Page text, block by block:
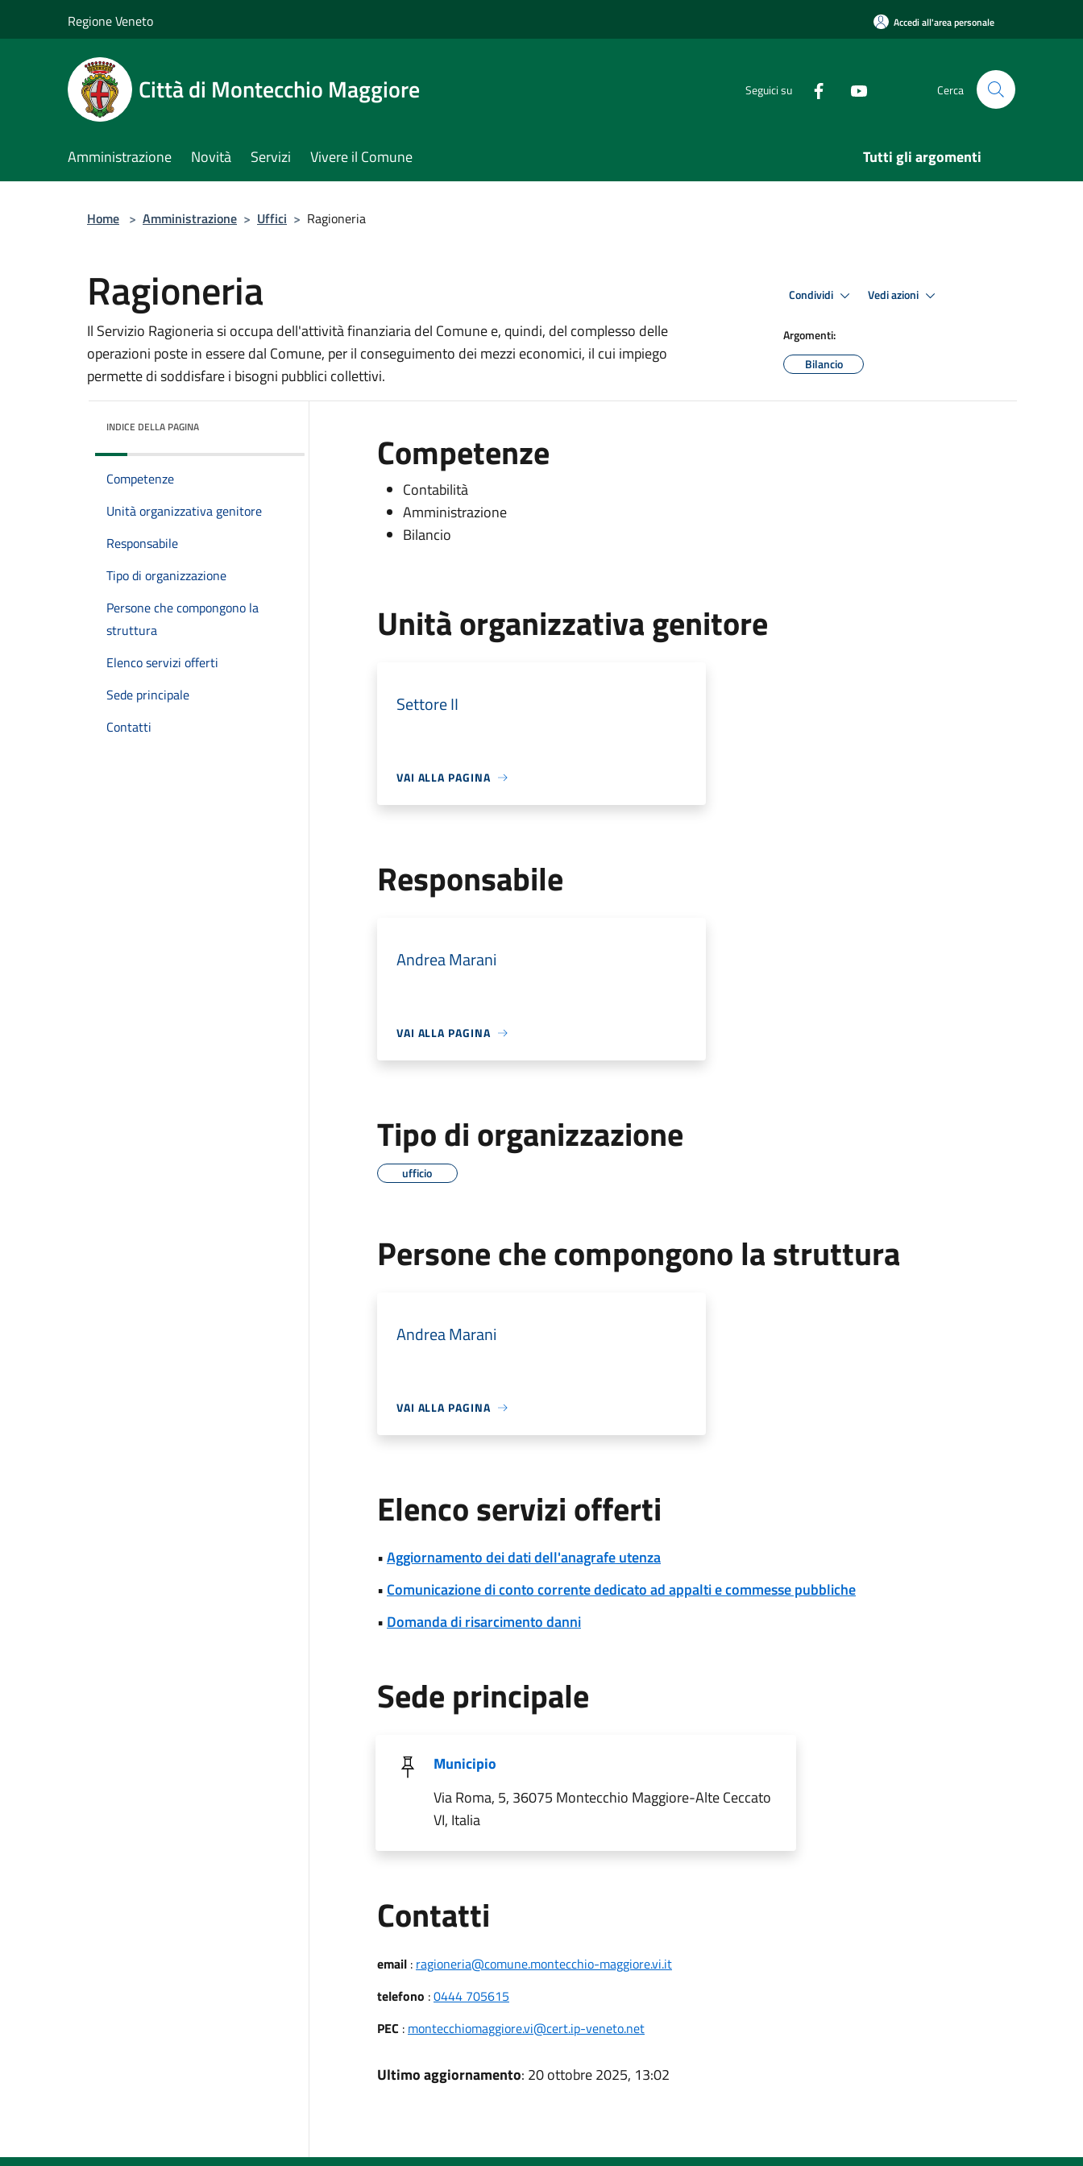
Regione Veneto Accedi all'area personale
Città di Montecchio Maggiore Seguici su Cerca
Amministrazione Novità Servizi Vivere il Comune Tutti gli argomenti
Home > Amministrazione > Uffici > Ragioneria
Ragioneria
Il Servizio Ragioneria si occupa dell'attività finanziaria del Comune e, quindi, del complesso delle
operazioni poste in essere dal Comune, per il conseguimento dei mezzi economici, il cui impiego
permette di soddisfare i bisogni pubblici collettivi.
Condividi Vedi azioni
Argomenti:
Bilancio
INDICE DELLA PAGINA
Competenze
Unità organizzativa genitore
Responsabile
Tipo di organizzazione
Persone che compongono la
struttura
Elenco servizi offerti
Sede principale
Contatti
Competenze
Contabilità
Amministrazione
Bilancio
Unità organizzativa genitore
Settore II
VAI ALLA PAGINA
Responsabile
Andrea Marani
VAI ALLA PAGINA
Tipo di organizzazione
ufficio
Persone che compongono la struttura
Andrea Marani
VAI ALLA PAGINA
Elenco servizi offerti
•Aggiornamento dei dati dell'anagrafe utenza
• Comunicazione di conto corrente dedicato ad appalti e commesse pubbliche
• Domanda di risarcimento danni
Sede principale
Municipio
Via Roma, 5, 36075 Montecchio Maggiore-Alte Ceccato
VI, Italia
Contatti
email: ragioneria@comune.montecchio-maggiore.vi.it
telefono :0444 705615
PEC : montecchiomaggiore.vi@cert.ip-veneto.net
Ultimo aggiornamento: 20 ottobre 2025, 13:02